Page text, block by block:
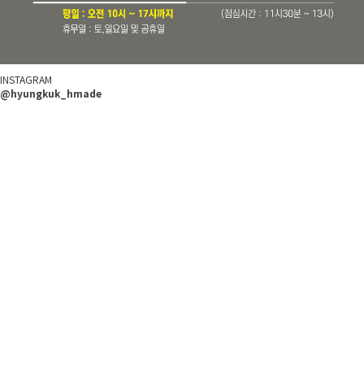
INSTAGRAM
@hyungkuk_hmade